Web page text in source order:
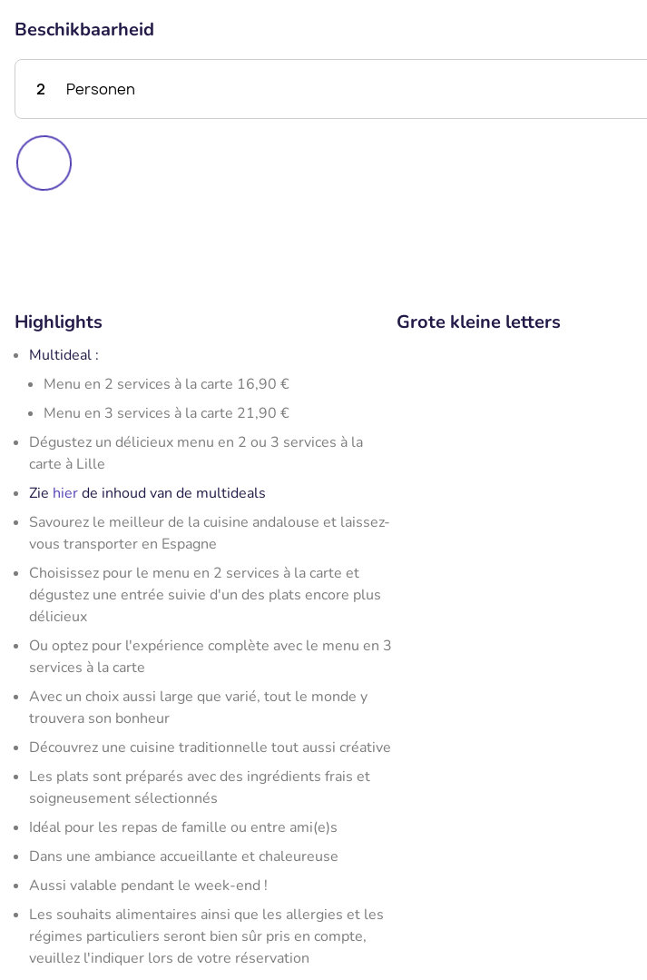
Beschikbaarheid
2 Personen
Highlights
Multideal :
Menu en 2 services à la carte 16,90 €
Menu en 3 services à la carte 21,90 €
Dégustez un délicieux menu en 2 ou 3 services à la
carte à Lille
Zie hierde inhoud van de multideals
Savourez le meilleur de la cuisine andalouse et laissez-
vous transporter en Espagne
Choisissez pour le menu en 2 services à la carte et
dégustez une entrée suivie d'un des plats encore plus
délicieux
Ou optez pour l'expérience complète avec le menu en 3
services à la carte
Avec un choix aussi large que varié, tout le monde y
trouvera son bonheur
Découvrez une cuisine traditionnelle tout aussi créative
Les plats sont préparés avec des ingrédients frais et
soigneusement sélectionnés
Idéal pour les repas de famille ou entre ami(e)s
Dans une ambiance accueillante et chaleureuse
Aussi valable pendant le week-end !
Les souhaits alimentaires ainsi que les allergies et les
régimes particuliers seront bien sûr pris en compte,
veuillez l'indiquer lors de votre réservation
Grote kleine letters